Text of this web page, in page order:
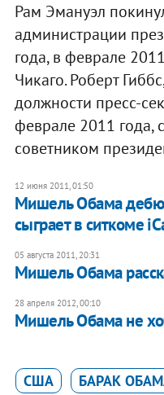
Рам Эмануэл
администрации
года, в феврале
Чикаго. Роберт
должности пресс-
феврале 2011 года,
советником
12 июня 2011, 01:50
Мишель Обама
сыграет в ситкоме
05 августа 2011, 20:31
Мишель Обама
28 апреля 2012, 00:10
Мишель Обама не
США БАРАК